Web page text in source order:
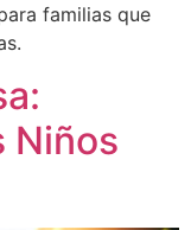
familias que
Niños